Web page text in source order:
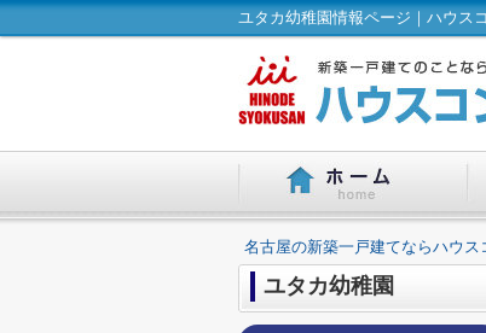
ユタカ幼稚園情報ページ｜ハウス
名古屋の新築一戸建てならハウ
ユタカ幼稚園